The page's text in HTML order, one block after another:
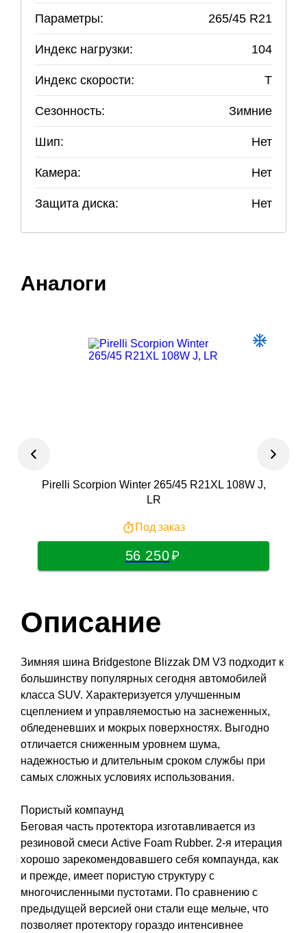
Параметры: 265/45 R21
Индекс нагрузки: 104
Индекс скорости: T
Сезонность: Зимние
Шип: Нет
Камера: Нет
Защита диска: Нет
Аналоги
Pirelli Scorpion Winter 265/45 R21XL 108W J,
LR
Под заказ
56 250
Описание
Зимняя шина Bridgestone Blizzak DM V3 подходит к
большинству популярных сегодня автомобилей
класса SUV. Характеризуется улучшенным
сцеплением и управляемостью на заснеженных,
обледеневших и мокрых поверхностях. Выгодно
отличается сниженным уровнем шума,
надежностью и длительным сроком службы при
самых сложных условиях использования.
Пористый компаунд
Беговая часть протектора изготавливается из
резиновой смеси Active Foam Rubber. 2-я итерация
хорошо зарекомендовавшего себя компаунда, как
и прежде, имеет пористую структуру с
многочисленными пустотами. По сравнению с
предыдущей версией они стали еще мельче, что
позволяет протектору гораздо интенсивнее